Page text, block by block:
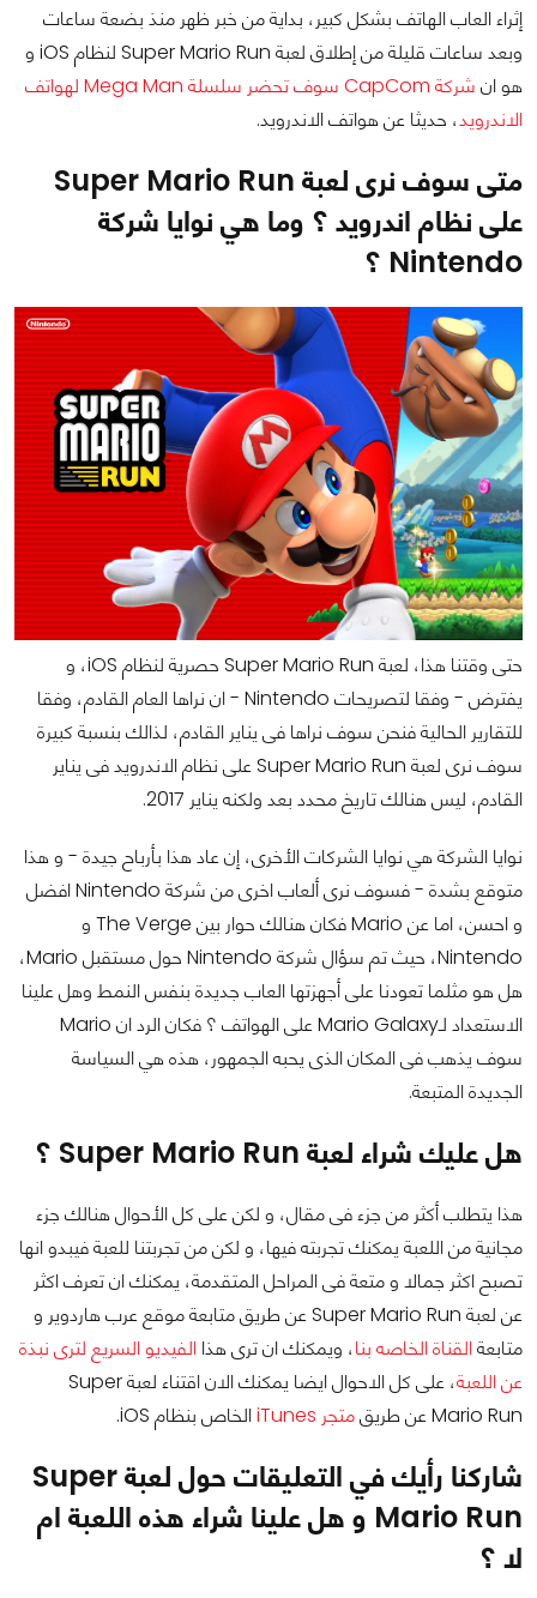
إثراء العاب الهاتف بشكل كبير، بداية من خبر ظهر منذ بضعة ساعات
وبعد ساعات قليلة من إطلاق لعبة Super Mario Run لنظام iOS و
هو ان
شركة CapCom سوف تحضر سلسلة Mega Man لهواتف
الاندرويد، حديثا عن هواتف الاندرويد.
متى سوف نرى لعبة Super Mario Run
على نظام اندرويد ؟ وما هي نوايا شركة
Nintendo ؟
حتى وقتنا هذا، لعبة Super Mario Run حصرية لنظام iOS، و
يفترض - وفقا لتصريحات Nintendo - ان نراها العام القادم، وفقا
للتقارير الحالية فنحن سوف نراها فى يناير القادم، لذالك بنسبة كبيرة
سوف نرى لعبة Super Mario Run على نظام الاندرويد فى يناير
القادم، ليس هنالك تاريخ محدد بعد ولكنه يناير 2017.
نوايا الشركة هي نوايا الشركات الأخرى، إن عاد هذا بأرباح جيدة - و هذا
متوقع بشدة - فسوف نرى ألعاب اخرى من شركة Nintendo افضل
و احسن، اما عن Mario فكان هنالك حوار بين The Verge و
Nintendo، حيث تم سؤال شركة Nintendo حول مستقبل Mario،
هل هو مثلما تعودنا على أجهزتها العاب جديدة بنفس النمط وهل علينا
الاستعداد لـMario Galaxy على الهواتف ؟ فكان الرد ان Mario
سوف يذهب فى المكان الذى يحبه الجمهور، هذه هي السياسة
الجديدة المتبعة.
هل عليك شراء لعبة Super Mario Run ؟
هذا يتطلب أكثر من جزء فى مقال، و لكن على كل الأحوال هنالك جزء
مجانية من اللعبة يمكنك تجربته فيها، و لكن من تجربتنا للعبة فيبدو انها
تصبح اكثر جمالا و متعة فى المراحل المتقدمة، يمكنك ان تعرف اكثر
عن لعبة Super Mario Run عن طريق متابعة موقع عرب هاردوير و
متابعةالقناة الخاصه بنا، ويمكنك ان ترى هذا الفيديو السريع لترى نبذة
عن اللعبة
، على كل الاحوال ايضا يمكنك الان اقتناء لعبة Super
Mario Run عن طريق
متجر iTunes الخاص بنظام iOS.
شاركنا رأيك في التعليقات حول لعبة Super
Mario Run و هل علينا شراء هذه اللعبة ام
لا ؟